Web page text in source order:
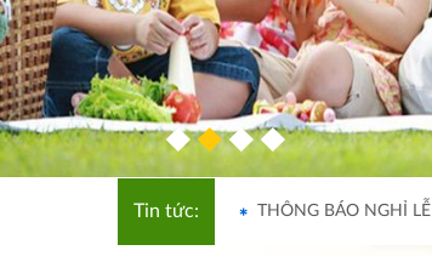
Tin tức:
THÔNG BÁO NGHỈ LỄ